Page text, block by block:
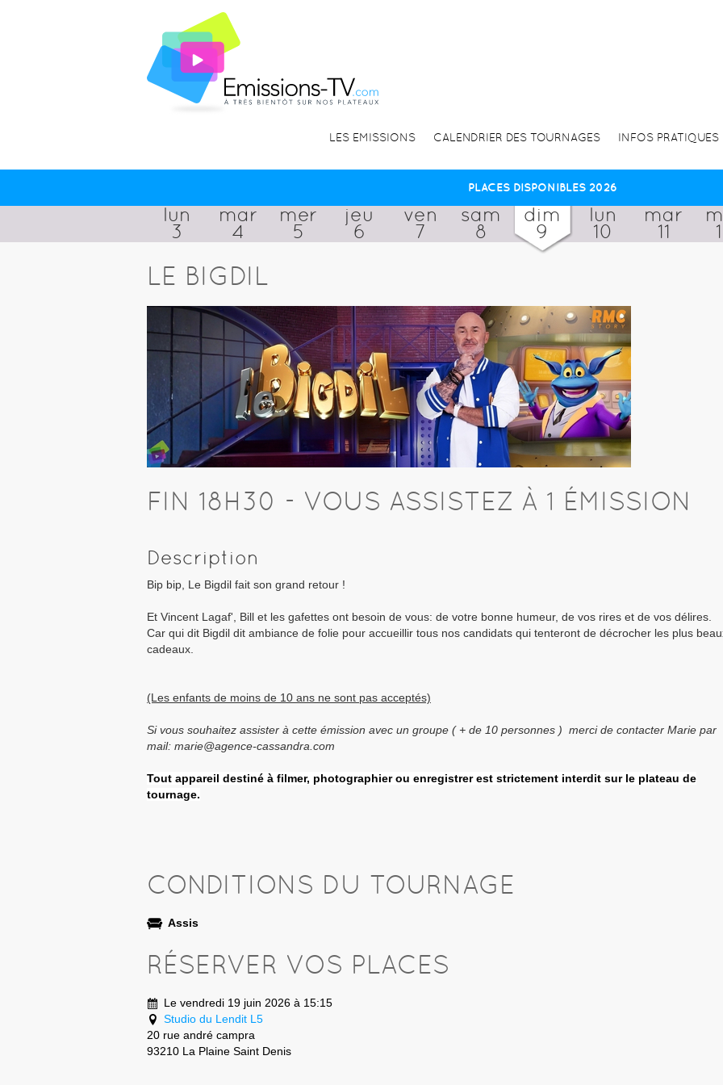
LES EMISSIONS CALENDRIER DES TOURNAGES INFOS PRATIQUES
PLACES DISPONIBLES 2026
lun
3
mar
4
mer
5
jeu
6
ven
7
sam
8
dim
9
lun
10
mar
11
LE BIGDIL
FIN 18H30 - VOUS ASSISTEZ À 1 ÉMISSION
Description
Bip bip, Le Bigdil fait son grand retour !
Et Vincent Lagaf', Bill et les gafettes ont besoin de vous: de votre bonne humeur, de vos rires et de vos délires.
Car qui dit Bigdil dit ambiance de folie pour accueillir tous nos candidats qui tenteront de décrocher les plus
cadeaux.
(Les enfants de moins de 10 ans ne sont pas acceptés)
Si vous souhaitez assister à cette émission avec un groupe ( + de 10 personnes ) merci de contacter Marie par
mail: marie@agence-cassandra.com
Tout appareil destiné à filmer, photographier ou enregistrer est strictement interdit sur le plateau de
tournage.
CONDITIONS DU TOURNAGE
Assis
RÉSERVER VOS PLACES
Le vendredi 19 juin 2026 à 15:15
Studio du Lendit L5
20 rue andré campra
93210 La Plaine Saint Denis